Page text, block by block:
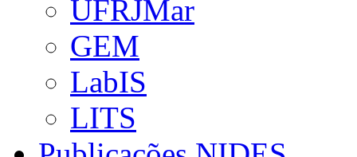
UFRJMar
GEM
LabIS
LITS